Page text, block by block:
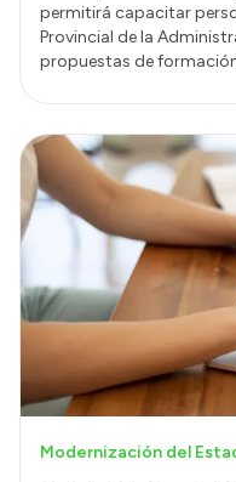
permitirá capacitar
Provincial de la
propuestas de
Modernización del